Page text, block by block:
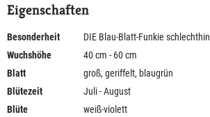
Eigenschaften
Besonderheit
DIE Blau-Blatt-Funkie schlechthin
Wuchshöhe
40 cm - 60 cm
Blatt
groß, geriffelt, blaugrün
Blütezeit
Juli - August
Blüte
weiß-violett